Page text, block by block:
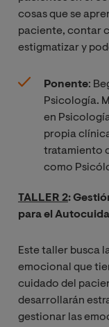
cosas que se
paciente, contar
estigmatizar y
Ponente:
Psicología.
en
propia
tratamiento
como
TALLER 2:
para el
Este taller busca
emocional que
cuidado del
desarrollarán
gestionar las